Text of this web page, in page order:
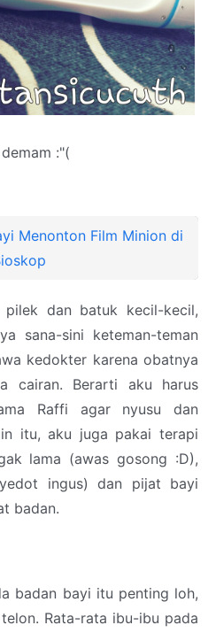
:"(
Menonton Film Minion di
dan batuk kecil-kecil,
sana-sini keteman-teman
kedokter karena obatnya
cairan. Berarti aku harus
Raffi agar nyusu dan
itu, aku juga pakai terapi
lama (awas gosong :D),
ingus) dan pijat bayi
badan.
badan bayi itu penting loh,
Rata-rata ibu-ibu pada